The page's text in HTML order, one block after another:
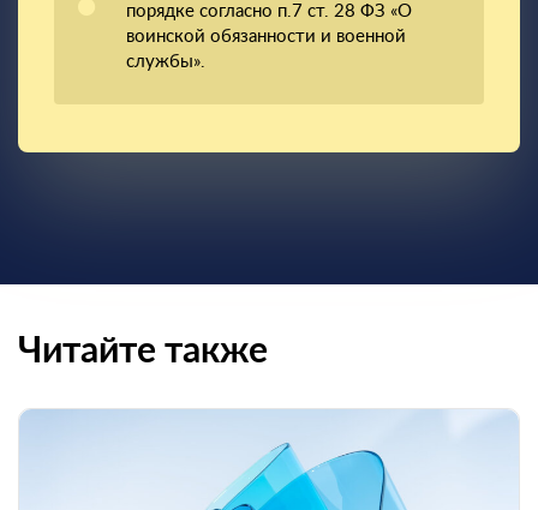
порядке согласно п.7 ст. 28 ФЗ «О
воинской обязанности и военной
службы».
Читайте также